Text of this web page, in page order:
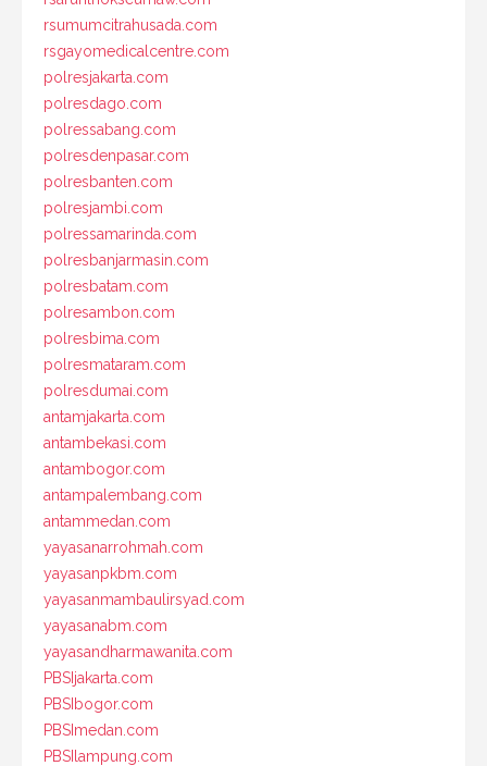
rsumumcitrahusada.com
rsgayomedicalcentre.com
polresjakarta.com
polresdago.com
polressabang.com
polresdenpasar.com
polresbanten.com
polresjambi.com
polressamarinda.com
polresbanjarmasin.com
polresbatam.com
polresambon.com
polresbima.com
polresmataram.com
polresdumai.com
antamjakarta.com
antambekasi.com
antambogor.com
antampalembang.com
antammedan.com
yayasanarrohmah.com
yayasanpkbm.com
yayasanmambaulirsyad.com
yayasanabm.com
yayasandharmawanita.com
PBSIjakarta.com
PBSIbogor.com
PBSImedan.com
PBSIlampung.com